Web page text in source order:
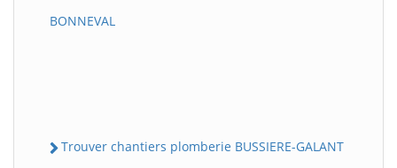
BONNEVAL
Trouver chantiers plomberie BUSSIERE-GALANT